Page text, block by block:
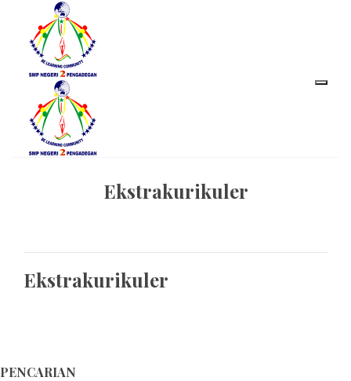
Ekstrakurikuler
Ekstrakurikuler
PENCARIAN